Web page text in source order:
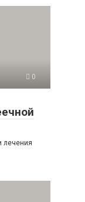
0
лечения